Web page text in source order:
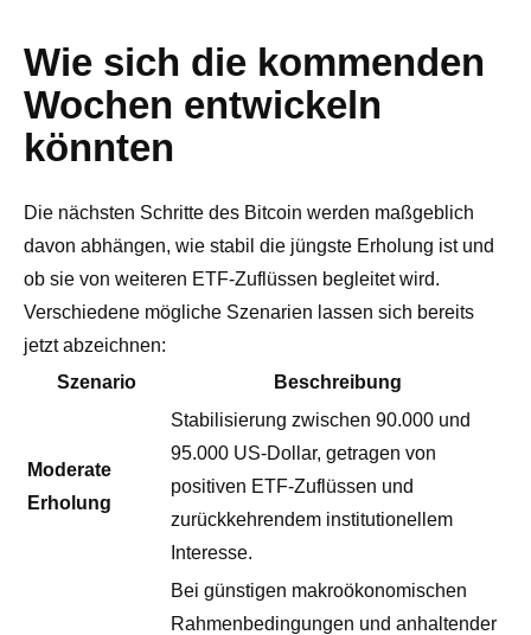
Wie sich die kommenden
Wochen entwickeln
könnten
Die nächsten Schritte des Bitcoin werden maßgeblich
davon abhängen, wie stabil die jüngste Erholung ist und
ob sie von weiteren ETF-Zuflüssen begleitet wird.
Verschiedene mögliche Szenarien lassen sich bereits
jetzt abzeichnen:
Szenario
Beschreibung
Moderate
Erholung
Stabilisierung zwischen 90.000 und
95.000 US-Dollar, getragen von
positiven ETF-Zuflüssen und
zurückkehrendem institutionellem
Interesse.
Bei günstigen makroökonomischen
Rahmenbedingungen und anhaltender